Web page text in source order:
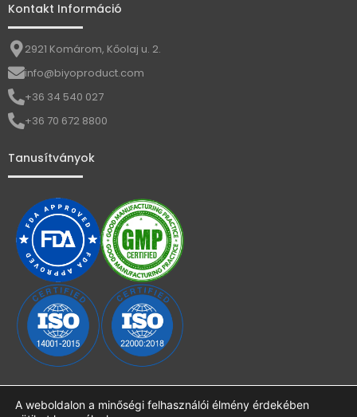
Kontakt Információ
2921 Komárom, Kőolaj u. 2.
info@biyoproduct.com
+36 34 540 027
+36 70 672 8800
Tanusítványok
A weboldalon a minőségi felhasználói élmény érdekében